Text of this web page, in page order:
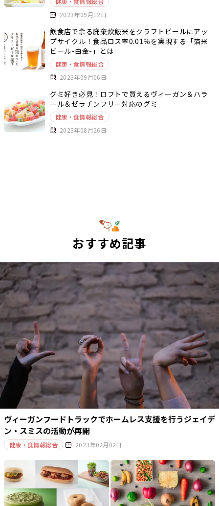
2023年09月12日
飲食店で余る廃棄炊飯米をクラフトビールにアッ
プサイクル！食品ロス率0.01％を実現する「箔米
ビール-白金-」とは
健康・食情報総合
2023年09月06日
グミ好き必見！ロフトで買えるヴィーガン＆ハラ
ール＆ゼラチンフリー対応のグミ
健康・食情報総合
2023年08月26日
おすすめ記事
ヴィーガンフードトラックでホームレス支援を行うジェイデ
ン・スミスの活動が再開
健康・食情報総合 2023年02月02日